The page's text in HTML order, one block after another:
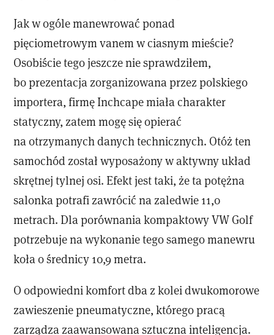
Jak w ogóle manewrować ponad
pięciometrowym vanem w ciasnym mieście?
Osobiście tego jeszcze nie sprawdziłem,
bo prezentacja zorganizowana przez polskiego
importera, firmę Inchcape miała charakter
statyczny, zatem mogę się opierać
na otrzymanych danych technicznych. Otóż ten
samochód został wyposażony w aktywny układ
skrętnej tylnej osi. Efekt jest taki, że ta potężna
salonka potrafi zawrócić na zaledwie 11,0
metrach. Dla porównania kompaktowy VW Golf
potrzebuje na wykonanie tego samego manewru
koła o średnicy 10,9 metra.
O odpowiedni komfort dba z kolei dwukomorowe
zawieszenie pneumatyczne, którego pracą
zarządza zaawansowana sztuczna inteligencja.